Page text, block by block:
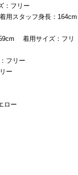
：フリー
用スタッフ身長：164cm
着用サイズ：フリ
フリー
ー
ロー